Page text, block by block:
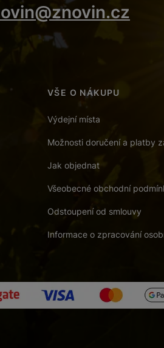
VŠE O NÁKUPU
Výdejní místa
Možnosti doručení a platby
Jak objednat
Všeobecné obchodní
Odstoupení od smlouvy
Informace o zpracování